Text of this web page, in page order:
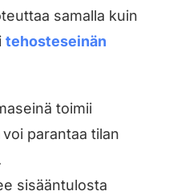
samalla kuin
tehosteseinän
toimii
parantaa tilan
sisääntulosta